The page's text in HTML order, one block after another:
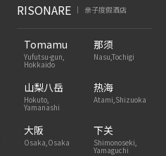
RISONARE 亲子度假酒店
Tomamu
Yufutsu-gun,
Hokkaido
那须
Nasu,Tochigi
山梨八岳
Hokuto,
Yamanashi
热海
Atami,Shizuoka
大阪
Osaka,Osaka
下关
Shimonoseki,
Yamaguchi